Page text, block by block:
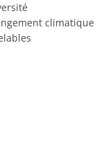
climatique